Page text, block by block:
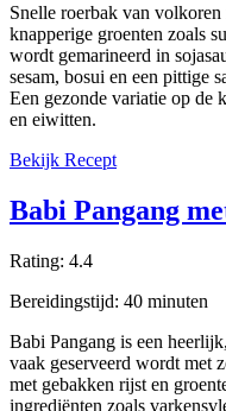
Snelle roerbak van
knapperige groenten zoals
wordt gemarineerd in
sesam, bosui en een pittige
Een gezonde variatie op de
en eiwitten.
Bekijk Recept
Babi Pangang
Rating: 4.4
Bereidingstijd: 40 minuten
Babi Pangang is een
vaak geserveerd wordt met
met gebakken rijst en
ingrediënten zoals